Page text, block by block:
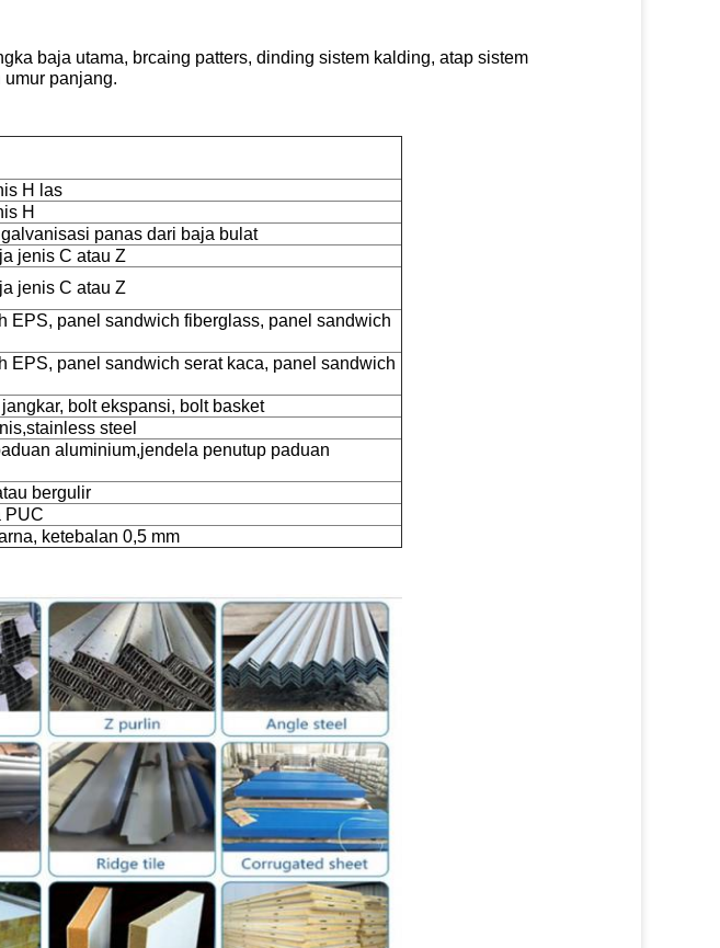
baja utama, brcaing patters, dinding sistem kalding, atap sistem
panjang.
H las
H
panas dari baja bulat
jenis C atau Z
jenis C atau Z
EPS, panel sandwich fiberglass, panel sandwich
EPS, panel sandwich serat kaca, panel sandwich
bolt ekspansi, bolt basket
steel
aluminium,jendela penutup paduan
bergulir
PUC
ketebalan 0,5 mm